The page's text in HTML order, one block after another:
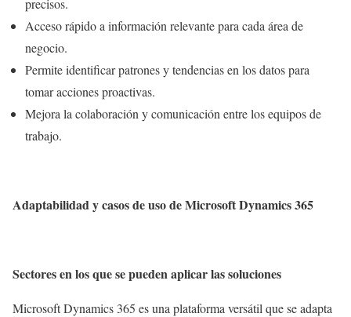
precisos.
Acceso rápido a información relevante para cada área de
negocio.
Permite identificar patrones y tendencias en los datos para
tomar acciones proactivas.
Mejora la colaboración y comunicación entre los equipos de
trabajo.
Adaptabilidad y casos de uso de Microsoft Dynamics 365
Sectores en los que se pueden aplicar las soluciones
Microsoft Dynamics 365 es una plataforma versátil que se adapta